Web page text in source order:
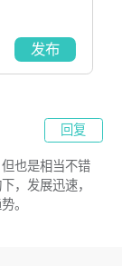
发布
回复
也是相当不错
，发展迅速，
。